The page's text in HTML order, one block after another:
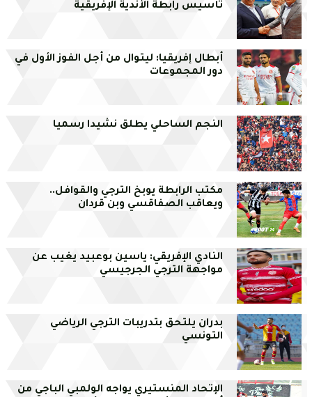
تأسيس رابطة الأندية الإفريقية
أبطال إفريقيا: ليتوال من أجل الفوز الأول في
دور المجموعات
النجم الساحلي يطلق نشيدا رسميا
مكتب الرابطة يوبخ الترجي والقوافل..
ويعاقب الصفاقسي وبن قردان
النادي الإفريقي: ياسين بوعبيد يغيب عن
مواجهة الترجي الجرجيسي
بدران يلتحق بتدريبات الترجي الرياضي
التونسي
الإتحاد المنستيري يواجه الولمبي الباجي من